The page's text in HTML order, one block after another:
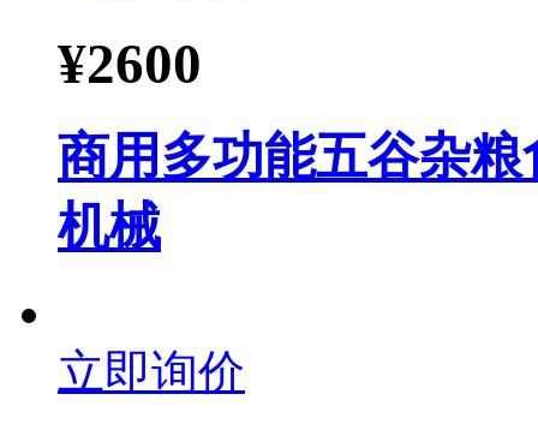
¥2600
商用多功能五谷杂
机械
立即询价